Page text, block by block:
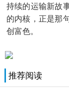
持续的运输新故
的内核，正是那
创富色。
推荐阅读